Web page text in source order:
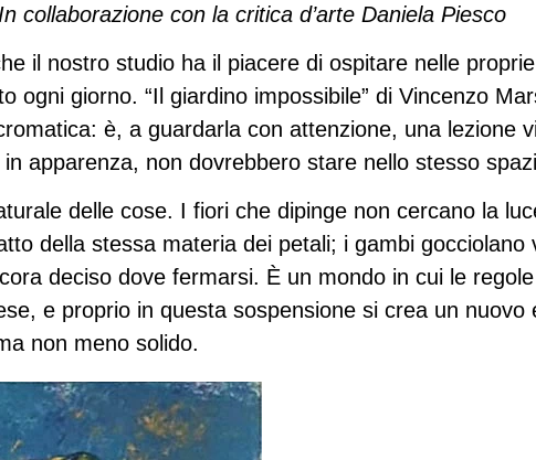
In collaborazione con la critica d’arte Daniela Piesco
il nostro studio ha il piacere di ospitare nelle
ogni giorno. “Il giardino impossibile” di Vincenzo
è, a guardarla con attenzione, una lezione
apparenza, non dovrebbero stare nello stesso
delle cose. I fiori che dipinge non cercano la
della stessa materia dei petali; i gambi
deciso dove fermarsi. È un mondo in cui le
e proprio in questa sospensione si crea un nuovo
non meno solido.